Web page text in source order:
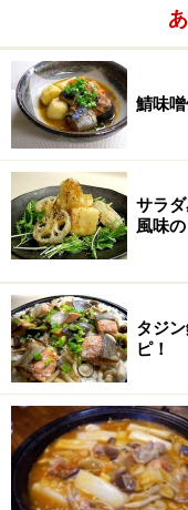
鯖味
サラ
風味
タジ
ピ！